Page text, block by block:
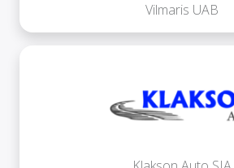
Vilmaris UAB